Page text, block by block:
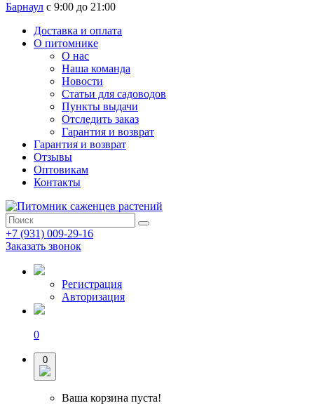
Барнаул с 9:00 до 21:00
Доставка и оплата
О питомнике
О нас
Наша команда
Новости
Статьи для садоводов
Пункты выдачи
Отследить заказ
Гарантия и возврат
Гарантия и возврат
Отзывы
Оптовикам
Контакты
+7 (931) 009-29-16
Заказать звонок
Регистрация
Авторизация
0
0
Ваша корзина пуста!